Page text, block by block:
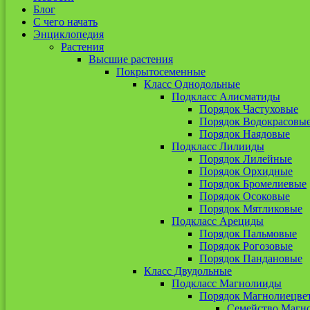
Блог
С чего начать
Энциклопедия
Растения
Высшие растения
Покрытосеменные
Класс Однодольные
Подкласс Алисматиды
Порядок Частуховые
Порядок
Порядок Наядовые
Подкласс Лилииды
Порядок Лилейные
Порядок Орхидные
Порядок Бромелиевые
Порядок Осоковые
Порядок Мятликовые
Подкласс Арециды
Порядок Пальмовые
Порядок Рогозовые
Порядок Пандановые
Класс Двудольные
Подкласс Магнолииды
Порядок